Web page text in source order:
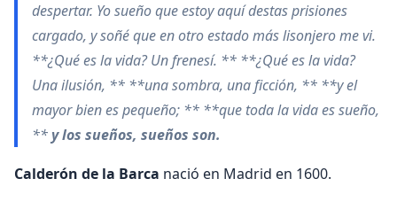
despertar. Yo sueño que estoy aquí destas prisiones
cargado, y soñé que en otro estado más lisonjero me vi.
**¿Qué es la vida? Un frenesí. ** **¿Qué es la vida?
Una ilusión, ** **una sombra, una ficción, ** **y el
mayor bien es pequeño; ** **que toda la vida es sueño,
** y los sueños, sueños son.
Calderón de la Barca nació en Madrid en 1600.